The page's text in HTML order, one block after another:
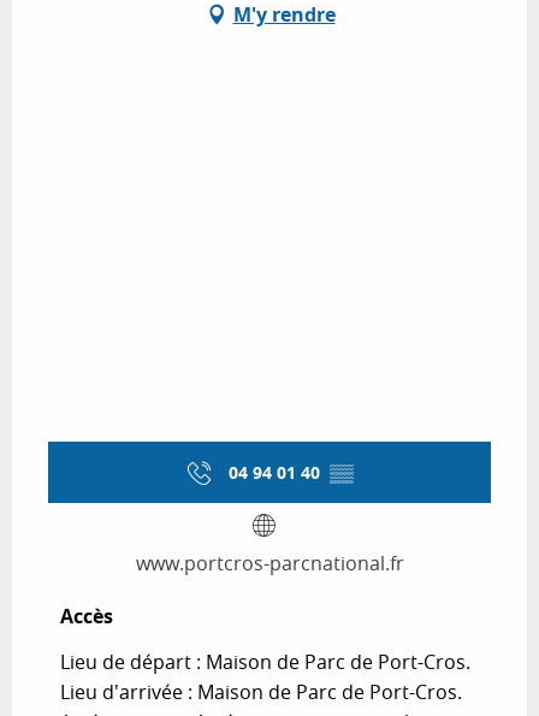
M'y rendre
04 94 01 40 ▒▒
www.portcros-parcnational.fr
Accès
Accès
Lieu de départ : Maison de Parc de Port-Cros.
Lieu d'arrivée : Maison de Parc de Port-Cros.